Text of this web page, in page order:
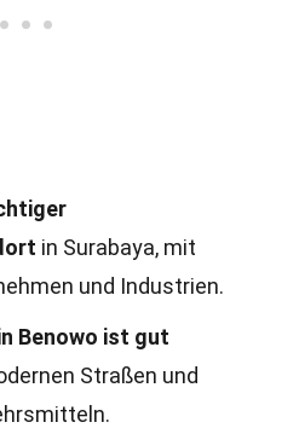
in Surabaya, mit
und Industrien.
Benowo ist gut
Straßen und